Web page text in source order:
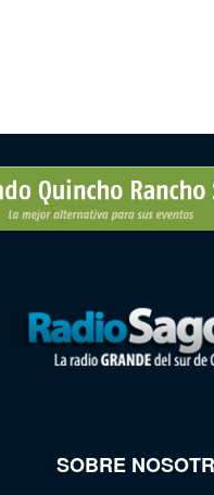
SOBRE